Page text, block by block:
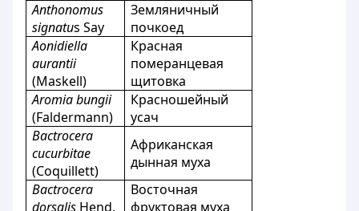
Anthonomus
signatus Say
Земляничный
почкоед
Aonidiella
aurantii
(Maskell)
Красная
померанцевая
щитовка
Aromia bungii
(Faldermann)
Красношейный
усач
Bactrocera
cucurbitae
(Coquillett)
Африканская
дынная муха
Bactrocera
dorsalis Hend.
Восточная
фруктовая муха